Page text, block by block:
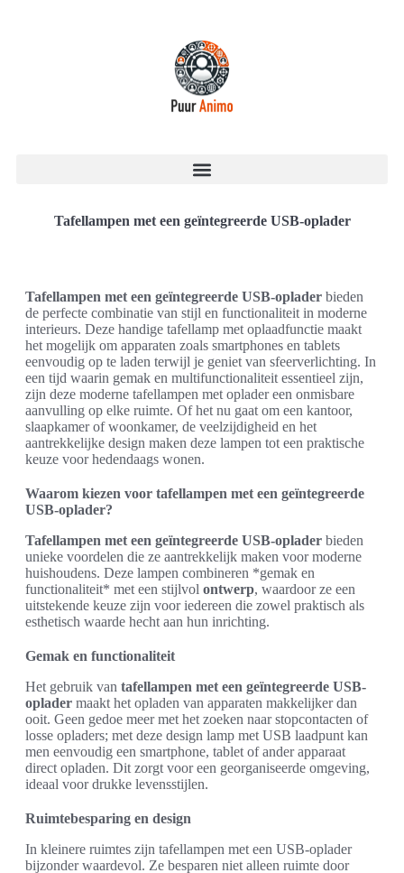
Tafellampen met een geïntegreerde USB-oplader
Tafellampen met een geïntegreerde USB-oplader bieden
de perfecte combinatie van stijl en functionaliteit in moderne
interieurs. Deze handige tafellamp met oplaadfunctie maakt
het mogelijk om apparaten zoals smartphones en tablets
eenvoudig op te laden terwijl je geniet van sfeerverlichting. In
een tijd waarin gemak en multifunctionaliteit essentieel zijn,
zijn deze moderne tafellampen met oplader een onmisbare
aanvulling op elke ruimte. Of het nu gaat om een kantoor,
slaapkamer of woonkamer, de veelzijdigheid en het
aantrekkelijke design maken deze lampen tot een praktische
keuze voor hedendaags wonen.
Waarom kiezen voor tafellampen met een geïntegreerde
USB-oplader?
Tafellampen met een geïntegreerde USB-oplader bieden
unieke voordelen die ze aantrekkelijk maken voor moderne
huishoudens. Deze lampen combineren *gemak en
functionaliteit* met een stijlvol ontwerp, waardoor ze een
uitstekende keuze zijn voor iedereen die zowel praktisch als
esthetisch waarde hecht aan hun inrichting.
Gemak en functionaliteit
Het gebruik van tafellampen met een geïntegreerde USB-
oplader maakt het opladen van apparaten makkelijker dan
ooit. Geen gedoe meer met het zoeken naar stopcontacten of
losse opladers; met deze design lamp met USB laadpunt kan
men eenvoudig een smartphone, tablet of ander apparaat
direct opladen. Dit zorgt voor een georganiseerde omgeving,
ideaal voor drukke levensstijlen.
Ruimtebesparing en design
In kleinere ruimtes zijn tafellampen met een USB-oplader
bijzonder waardevol. Ze besparen niet alleen ruimte door